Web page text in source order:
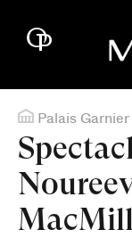
Palais Garnier